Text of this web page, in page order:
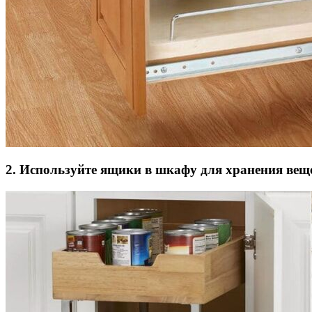
2. Используйте ящики в шкафу для хранения